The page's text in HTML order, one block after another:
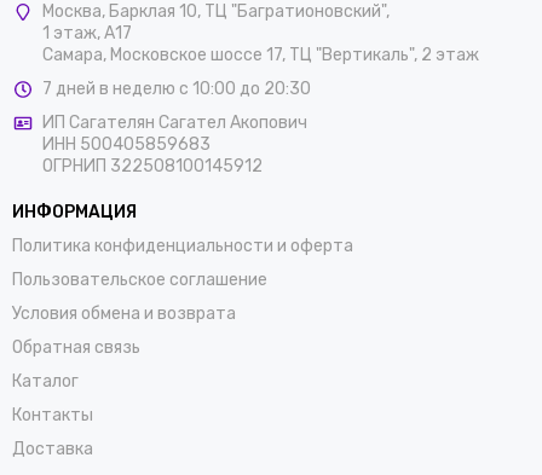
Москва, Барклая 10, ТЦ "Багратионовский",
1 этаж, А17
Самара, Московское шоссе 17, ТЦ "Вертикаль", 2 этаж
7 дней в неделю с 10:00 до 20:30
ИП Сагателян Сагател Акопович
ИНН 500405859683
ОГРНИП 322508100145912
ИНФОРМАЦИЯ
Политика конфиденциальности и оферта
Пользовательское соглашение
Условия обмена и возврата
Обратная связь
Каталог
Контакты
Доставка